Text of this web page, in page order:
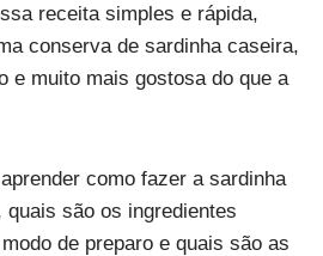
receita simples e rápida,
conserva de sardinha caseira,
e muito mais gostosa do que a
como fazer a sardinha
quais são os ingredientes
de preparo e quais são as